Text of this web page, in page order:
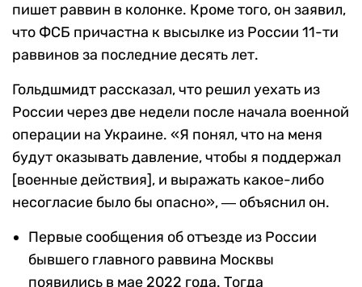
пишет раввин в колонке. Кроме того, он заявил,
что ФСБ причастна к высылке из России 11-ти
раввинов за последние десять лет.
Гольдшмидт рассказал, что решил уехать из
России через две недели после начала военной
операции на Украине. «Я понял, что на меня
будут оказывать давление, чтобы я поддержал
[военные действия], и выражать какое-либо
несогласие было бы опасно»,― объяснил он.
Первые сообщения об отъезде из России
бывшего главного раввина Москвы
появились в мае 2022 года. Тогда